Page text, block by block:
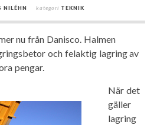
NILÉHN kategori TEKNIK
nu från Danisco. Halmen
och felaktig lagring av
pengar.
När det
gäller
lagring